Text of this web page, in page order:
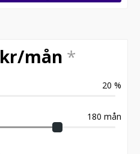
kr/mån *
20 %
180 mån